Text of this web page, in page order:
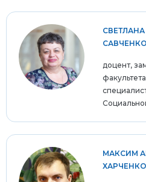
САВЧЕНКО
доцент,
МАКСИМ
ХАРЧЕНКО